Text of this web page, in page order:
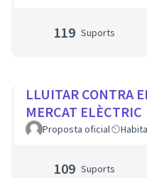
119 Suports
LLUITAR CONTRA
MERCAT ELÈCTRIC
Proposta oficial
109 Suports